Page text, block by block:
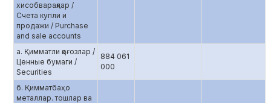
хисобварақлар /
Счета купли и
продажи / Purchase
and sale accounts
а. Қимматли қоғозлар /
Ценные бумаги /
Securities
884 061
000
б. Қимматбаҳо
металлар. тошлар ва